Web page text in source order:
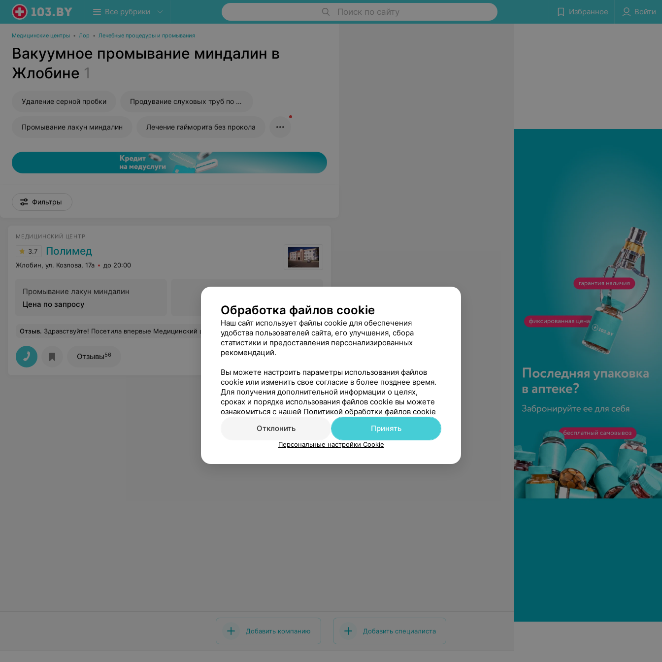
Все рубрики Поиск по сайту Избранное Войти
Медицинские центры • Лор • Лечебные процедуры и промывания
Вакуумное промывание миндалин в
Жлобине 1
Удаление серной пробки Продувание слуховых труб по Политцеру
Промывание лакун миндалин Лечение гайморита без прокола
Фильтры
МЕДИЦИНСКИЙ ЦЕНТР
3.7 Полимед
Жлобин, ул. Козлова, 17а до 20:00
Промывание лакун миндалин
Цена по запросу
Отзыв. Здравствуйте! Посетила впервые Медицинский центр "Полимед",хочу сказать большое спасибо врачу Тихонович Наталье Брониславовне, за ее внимательность, грамотность,чуткий подход.На приеме у нее я ощущала себя раскованно,как будто пообщалась с давней подругой. Спасибо большое ей. Обстановка в центре замечательная,современный дизайн. Посетив этот центр,в другой вы больше не пойдете.Советую всем,вы не разочаруетесь. Спасибо еще раз. Еще
Отзывы56
Добавить компанию Добавить специалиста
Обработка файлов cookie
Наш сайт использует файлы cookie для обеспечения
удобства пользователей сайта, его улучшения, сбора
статистики и предоставления персонализированных
рекомендаций.
Вы можете настроить параметры использования файлов
cookie или изменить свое согласие в более позднее время.
Для получения дополнительной информации о целях,
сроках и порядке использования файлов cookie вы можете
ознакомиться с нашей Политикой обработки файлов cookie
Отклонить
Принять
Персональные настройки Cookie